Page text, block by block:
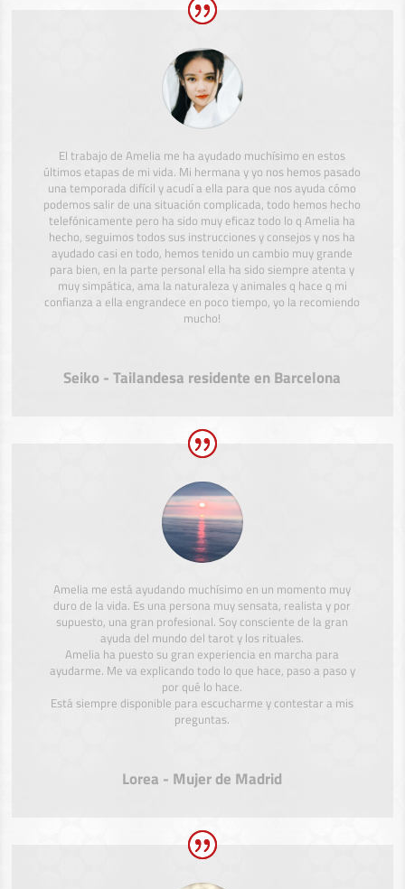
El trabajo de Amelia me ha ayudado muchísimo en estos
últimos etapas de mi vida. Mi hermana y yo nos hemos pasado
una temporada difícil y acudí a ella para que nos ayuda cómo
podemos salir de una situación complicada, todo hemos hecho
telefónicamente pero ha sido muy eficaz todo lo q Amelia ha
hecho, seguimos todos sus instrucciones y consejos y nos ha
ayudado casi en todo, hemos tenido un cambio muy grande
para bien, en la parte personal ella ha sido siempre atenta y
muy simpática, ama la naturaleza y animales q hace q mi
confianza a ella engrandece en poco tiempo, yo la recomiendo
mucho!
Seiko - Tailandesa residente en Barcelona
Amelia me está ayudando muchísimo en un momento muy
duro de la vida. Es una persona muy sensata, realista y por
supuesto, una gran profesional. Soy consciente de la gran
ayuda del mundo del tarot y los rituales.
Amelia ha puesto su gran experiencia en marcha para
ayudarme. Me va explicando todo lo que hace, paso a paso y
por qué lo hace.
Está siempre disponible para escucharme y contestar a mis
preguntas.
Lorea - Mujer de Madrid